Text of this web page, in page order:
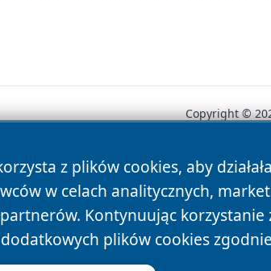
z plików cookies, aby
w celach analitycznych,
Kontynuując
dodatkowych plików cookies
Copyright ©
News Autorzy